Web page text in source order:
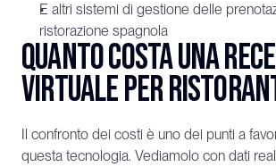
E altri sistemi di gestione delle
ristorazione spagnola
Quanto costa una
virtuale per
Il confronto dei costi è uno dei punti a
questa tecnologia. Vediamolo con dati